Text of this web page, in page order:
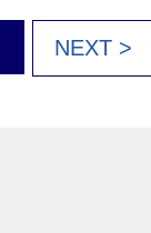
NEXT >